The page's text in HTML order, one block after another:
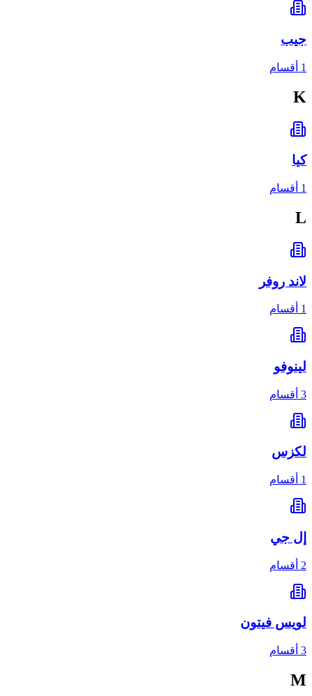
جيب
1 أقسام
K
كيا
1 أقسام
L
لاند روفر
1 أقسام
لينوفو
3 أقسام
لكزس
1 أقسام
إل جي
2 أقسام
لويس فيتون
3 أقسام
M